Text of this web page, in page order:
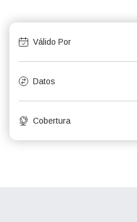
Válido Por
Datos
Cobertura